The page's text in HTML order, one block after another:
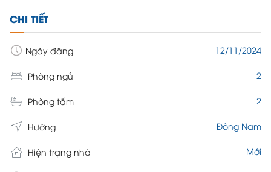
CHI TIẾT
Ngày đăng 12/11/2024
Phòng ngủ 2
Phòng tắm 2
Hướng Đông Nam
Hiện trạng nhà Mới